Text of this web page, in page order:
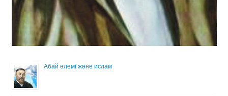
Абай әлемі және ислам